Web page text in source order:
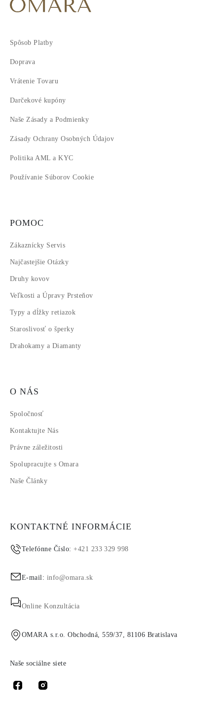
11
14
Spôsob Platby
Doprava
Vrátenie Tovaru
Darčekové kupóny
Naše Zásady a Podmienky
Zásady Ochrany Osobných Údajov
Politika AML a KYC
Používanie Súborov Cookie
POMOC
Zákaznícky Servis
Najčastejšie Otázky
Druhy kovov
Veľkosti a Úpravy Prsteňov
Typy a dĺžky retiazok
Staroslivosť o šperky
Drahokamy a Diamanty
O NÁS
Spoločnosť
Kontaktujte Nás
Právne záležitosti
Spolupracujte s Omara
Naše Články
KONTAKTNÉ INFORMÁCIE
Telefónne Číslo:+421 233 329 998
E-mail: info@omara.sk
Online Konzultácia
OMARA s.r.o. Obchodná, 559/37, 81106 Bratislava
Naše sociálne siete